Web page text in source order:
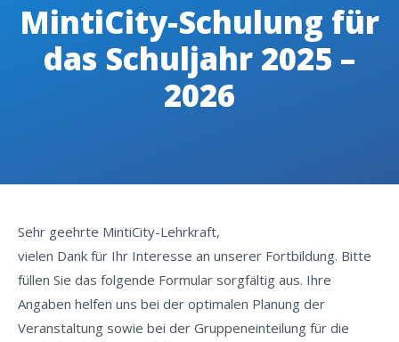
MintiCity-Schulung für
das Schuljahr 2025 –
2026
Sehr geehrte MintiCity-Lehrkraft,
vielen Dank für Ihr Interesse an unserer Fortbildung. Bitte
füllen Sie das folgende Formular sorgfältig aus. Ihre
Angaben helfen uns bei der optimalen Planung der
Veranstaltung sowie bei der Gruppeneinteilung für die